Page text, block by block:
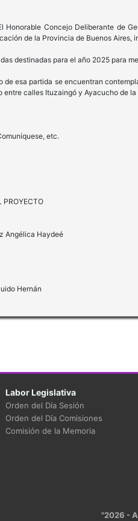
Honorable Concejo Deliberante de
de la Provincia de Buenos Aires,
destinadas para el año 2025 para
esa partida se encuentran
entre calles Ituzaingó y Ayacucho de
etc.
PROYECTO
Angélica Haydeé
Hernán
Labor Legislativa
Orden del Día Sesión
Orden del Día Comisiones
Comisión de la Memoria
"2026 -